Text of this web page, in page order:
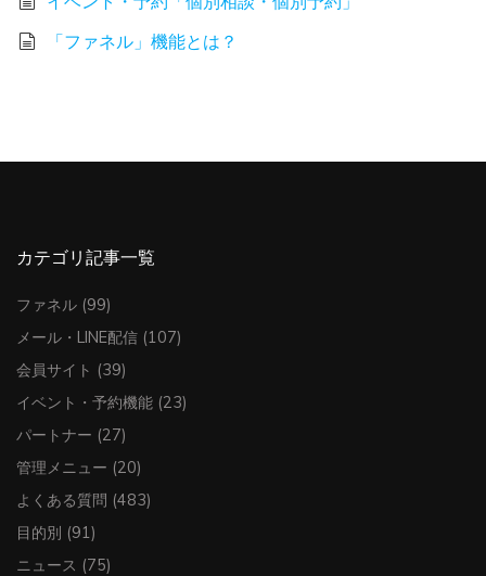
「ファネル」機能とは？
カテゴリ記事一覧
ファネル (99)
メール・LINE配信 (107)
会員サイト (39)
イベント・予約機能 (23)
パートナー (27)
管理メニュー (20)
よくある質問 (483)
目的別 (91)
ニュース (75)